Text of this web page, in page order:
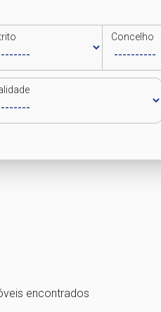
Concelho
encontrados